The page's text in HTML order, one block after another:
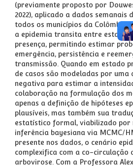
(previamente proposto por
2022), aplicado a dados semanais
todos os municípios da Colômbia.
a epidemia transita entre estados
presença, permitindo estimar
emergência, persistência e
transmissão. Quando em estado
de casos são modeladas por
negativa para estimar a
colaboração na formulação dos
apenas a definição de hipóteses
plausíveis, mas também sua
estatístico formal, viabilizado por
inferência bayesiana via MCMC/
presente nos dados, o cenário
complexifica com a co-circulação
arbovirose. Com a Professora